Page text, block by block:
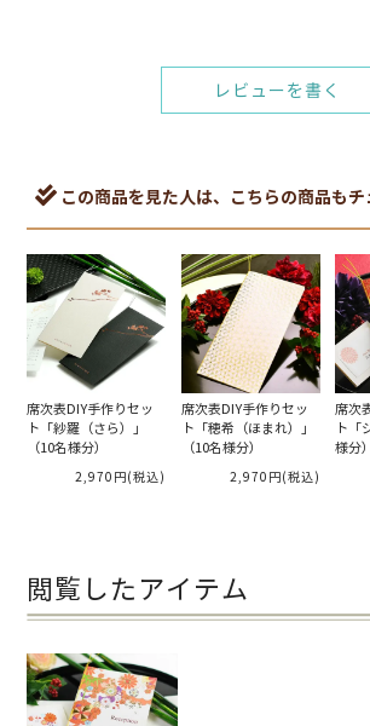
レビューを書く
この商品を見た人は、こちらの商品も
席次表DIY手作りセッ
ト「紗羅（さら）」
（10名様分）
2,970円(税込)
席次表DIY手作りセッ
ト「穂希（ほまれ）」
（10名様分）
2,970円(税込)
席次
ト「
様分）
閲覧したアイテム